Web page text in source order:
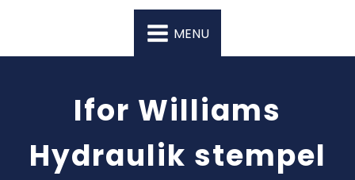
MENU
Ifor Williams
Hydraulik stempel